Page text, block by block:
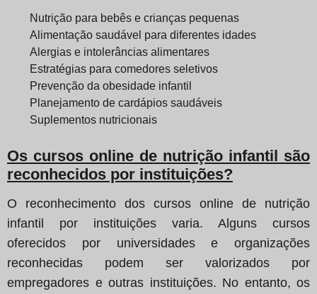
Nutrição para bebês e crianças pequenas
Alimentação saudável para diferentes idades
Alergias e intolerâncias alimentares
Estratégias para comedores seletivos
Prevenção da obesidade infantil
Planejamento de cardápios saudáveis
Suplementos nutricionais
Os cursos online de nutrição infantil são
reconhecidos por instituições?
O reconhecimento dos cursos online de nutrição
infantil por instituições varia. Alguns cursos
oferecidos por universidades e organizações
reconhecidas podem ser valorizados por
empregadores e outras instituições. No entanto, os